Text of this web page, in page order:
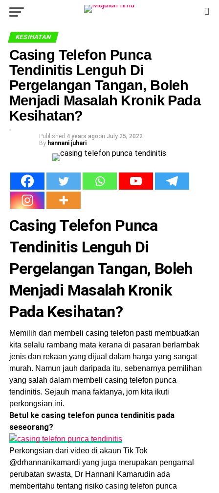
KESIHATAN
Casing Telefon Punca
Tendinitis Lenguh Di
Pergelangan Tangan, Boleh
Menjadi Masalah Kronik Pada
Kesihatan?
Published 4 years agoon July 25, 2022
By hannani juhari
Casing Telefon Punca
Tendinitis Lenguh Di
Pergelangan Tangan, Boleh
Menjadi Masalah Kronik
Pada Kesihatan?
Memilih dan membeli casing telefon pasti membuatkan
kita selalu rambang mata kerana di pasaran berlambak
jenis dan rekaan yang dijual dalam harga yang sangat
murah. Namun jauh daripada itu, sebenarnya pemilihan
yang salah dalam membeli casing telefon punca
tendinitis. Sejauh mana faktanya, jom kita ikuti
perkongsian ini.
Betul ke casing telefon punca tendinitis pada
seseorang?
Perkongsian dari video di akaun Tik Tok
@drhannanikamardi yang juga merupakan pengamal
perubatan swasta, Dr Hannani Kamarudin ada
memberitahu tentang risiko casing telefon punca